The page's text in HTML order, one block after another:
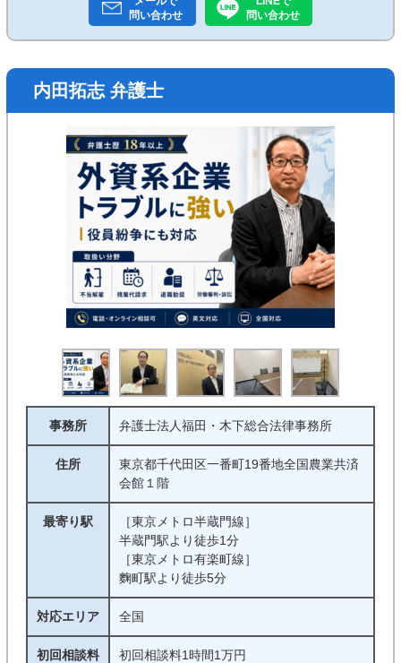
問い合わせ
問い合わせ
内田拓志 弁護士
事務所 弁護士法人福田・木下総合法律事務所
住所
東京都千代田区一番町19番地全国農業共済
会館１階
最寄り駅
［東京メトロ半蔵門線］
半蔵門駅より徒歩1分
［東京メトロ有楽町線］
麴町駅より徒歩5分
対応エリア 全国
初回相談料 初回相談料1時間1万円